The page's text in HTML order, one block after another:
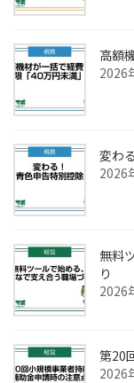
高額
2026
変わ
2026
無料
り
2026
第20
2026